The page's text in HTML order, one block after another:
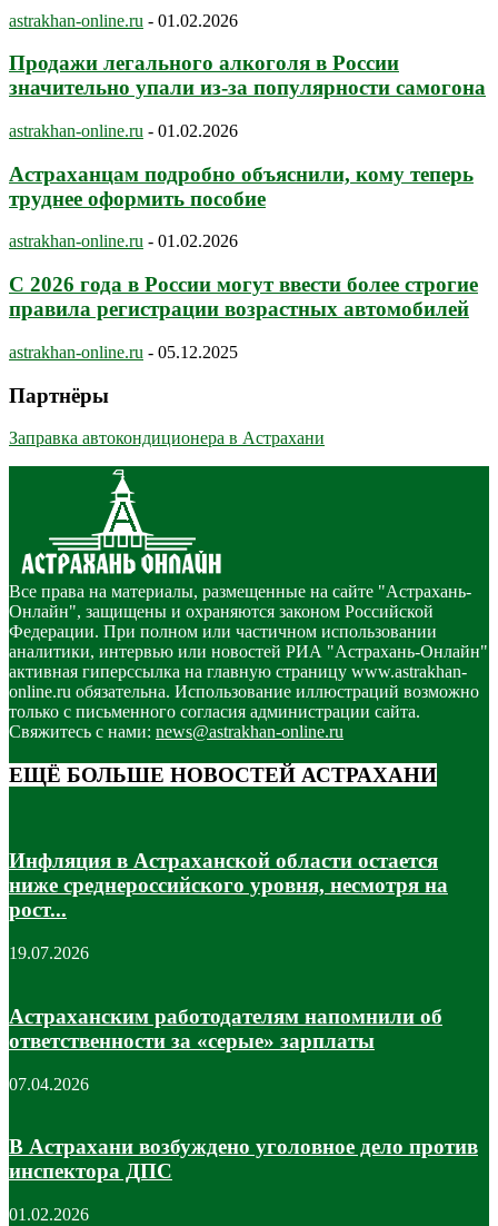
astrakhan-online.ru - 01.02.2026
Продажи легального алкоголя в России
значительно упали из-за популярности самогона
astrakhan-online.ru - 01.02.2026
Астраханцам подробно объяснили, кому теперь
труднее оформить пособие
astrakhan-online.ru - 01.02.2026
С 2026 года в России могут ввести более строгие
правила регистрации возрастных автомобилей
astrakhan-online.ru - 05.12.2025
Партнёры
Заправка автокондиционера в Астрахани
Все права на материалы, размещенные на сайте "Астрахань-
Онлайн", защищены и охраняются законом Российской
Федерации. При полном или частичном использовании
аналитики, интервью или новостей РИА "Астрахань-Онлайн"
активная гиперссылка на главную страницу www.astrakhan-
online.ru обязательна. Использование иллюстраций возможно
только с письменного согласия администрации сайта.
Свяжитесь с нами: news@astrakhan-online.ru
ЕЩЁ БОЛЬШЕ НОВОСТЕЙ АСТРАХАНИ
Инфляция в Астраханской области остается
ниже среднероссийского уровня, несмотря на
рост...
19.07.2026
Астраханским работодателям напомнили об
ответственности за «серые» зарплаты
07.04.2026
В Астрахани возбуждено уголовное дело против
инспектора ДПС
01.02.2026